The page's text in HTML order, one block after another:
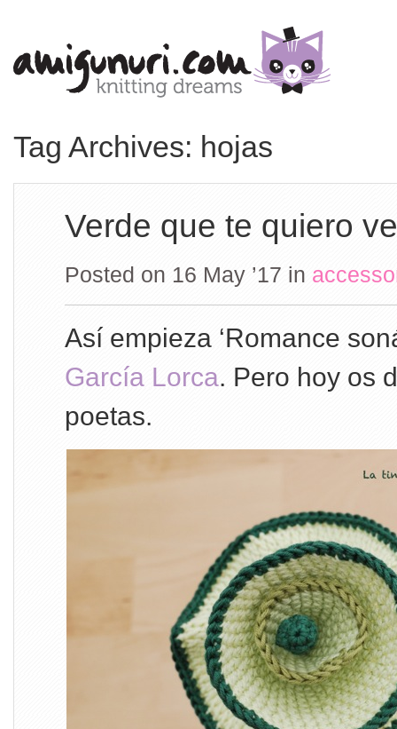
Tag Archives: hojas
Verde que te quiero
Posted on 16 May ’17 in
Así empieza ‘Romance
García Lorca. Pero hoy os
poetas.